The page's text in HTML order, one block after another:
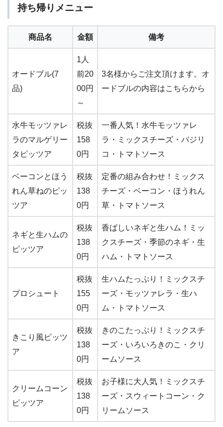
持ち帰りメニュー
商品名 金額 備考
オードブル(7
品)
1人
前20
00円
～
3名様からご注文頂けます。オ
ードブルの内容はこちらから
水牛モッツァレ
ラのマルゲリー
タピッツア
税抜
158
0円
一番人気！水牛モッツァレ
ラ・ミックスチーズ・バジリ
コ・トマトソース
ベーコンとほう
れん草ねのピッ
ツア
税抜
138
0円
定番の組み合わせ！ミックス
チーズ・ベーコン・ほうれん
草・トマトソース
ネギと生ハムの
ピッツア
税抜
138
0円
香ばしいネギと生ハム！ミッ
クスチーズ・季節のネギ・生
ハム・トマトソース
プロシュート
税抜
155
0円
生ハムたっぷり！ミックスチ
ーズ・モッツァレラ・生ハ
ム・トマトソース
きこり風ピッツ
ア
税抜
138
0円
きのこたっぷり！ミックスチ
ーズ・いろいろきのこ・クリ
ームソース
クリームコーン
ピッツア
税抜
138
0円
お子様に大人気！ミックスチ
ーズ・スウィートコーン・ク
リームソース